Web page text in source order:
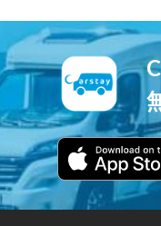
げ、「一生に一度は善
り」と言われるほど今
くの人々の心の拠り所
ています。